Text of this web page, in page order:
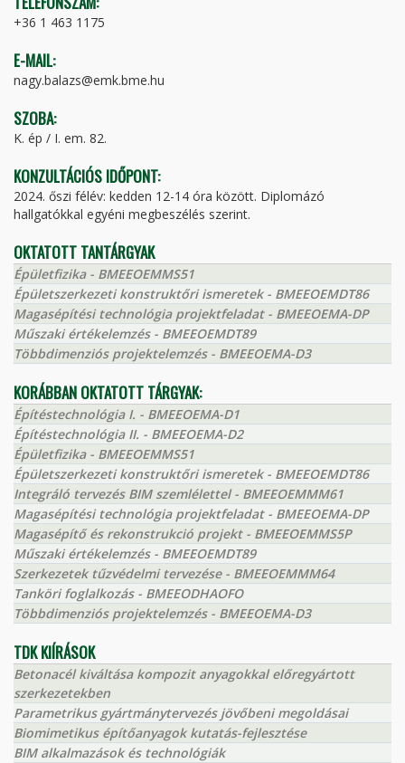
+36 1 463 1175
E-MAIL:
nagy.balazs@emk.bme.hu
SZOBA:
K. ép / I. em. 82.
KONZULTÁCIÓS IDŐPONT:
2024. őszi félév: kedden 12-14 óra között. Diplomázó
hallgatókkal egyéni megbeszélés szerint.
OKTATOTT TANTÁRGYAK
Épületfizika - BMEEOEMMS51
Épületszerkezeti konstruktőri ismeretek - BMEEOEMDT86
Magasépítési technológia projektfeladat - BMEEOEMA-DP
Műszaki értékelemzés - BMEEOEMDT89
Többdimenziós projektelemzés - BMEEOEMA-D3
KORÁBBAN OKTATOTT TÁRGYAK:
Építéstechnológia I. - BMEEOEMA-D1
Építéstechnológia II. - BMEEOEMA-D2
Épületfizika - BMEEOEMMS51
Épületszerkezeti konstruktőri ismeretek - BMEEOEMDT86
Integráló tervezés BIM szemlélettel - BMEEOEMMM61
Magasépítési technológia projektfeladat - BMEEOEMA-DP
Magasépítő és rekonstrukció projekt - BMEEOEMMS5P
Műszaki értékelemzés - BMEEOEMDT89
Szerkezetek tűzvédelmi tervezése - BMEEOEMMM64
Tanköri foglalkozás - BMEEODHAOFO
Többdimenziós projektelemzés - BMEEOEMA-D3
TDK KIÍRÁSOK
Betonacél kiváltása kompozit anyagokkal előregyártott
szerkezetekben
Parametrikus gyártmánytervezés jövőbeni megoldásai
Biomimetikus építőanyagok kutatás-fejlesztése
BIM alkalmazások és technológiák